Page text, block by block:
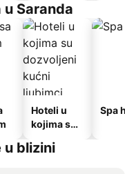
Saranda
Hoteli u
kojima su
kućni
Spa
u blizini